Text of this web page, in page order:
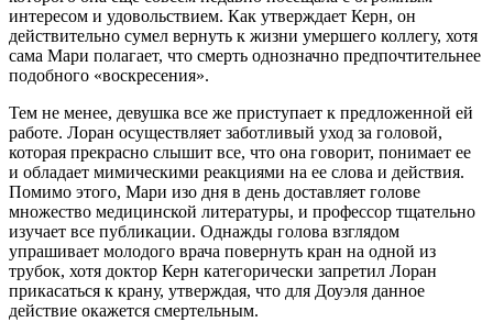
интересом и удовольствием. Как утверждает Керн, он
действительно сумел вернуть к жизни умершего коллегу, хотя
сама Мари полагает, что смерть однозначно предпочтительнее
подобного «воскресения».
Тем не менее, девушка все же приступает к предложенной ей
работе. Лоран осуществляет заботливый уход за головой,
которая прекрасно слышит все, что она говорит, понимает ее
и обладает мимическими реакциями на ее слова и действия.
Помимо этого, Мари изо дня в день доставляет голове
множество медицинской литературы, и профессор тщательно
изучает все публикации. Однажды голова взглядом
упрашивает молодого врача повернуть кран на одной из
трубок, хотя доктор Керн категорически запретил Лоран
прикасаться к крану, утверждая, что для Доуэля данное
действие окажется смертельным.